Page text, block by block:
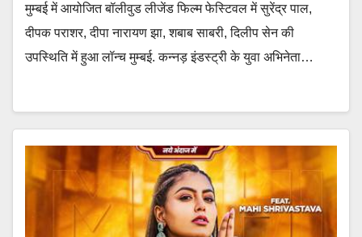
मुम्बई में आयोजित बॉलीवुड लीजेंड फिल्म फेस्टिवल में सुरेंद्र पाल,
दीपक पराशर, दीपा नारायण झा, शबाब साबरी, दिलीप सेन की
उपस्थिति में हुआ लॉन्च मुम्बई. कन्नड़ इंडस्ट्री के युवा अभिनेता…